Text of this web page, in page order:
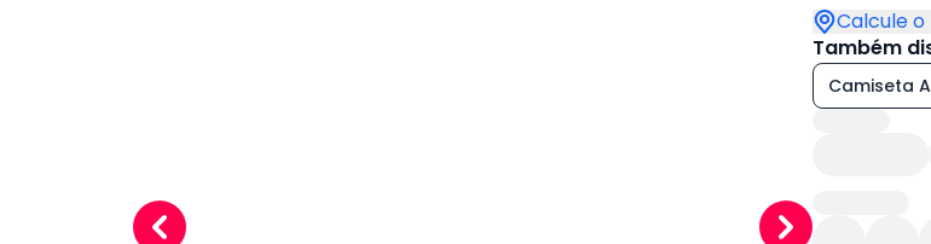
Calcule
Também
Camiseta